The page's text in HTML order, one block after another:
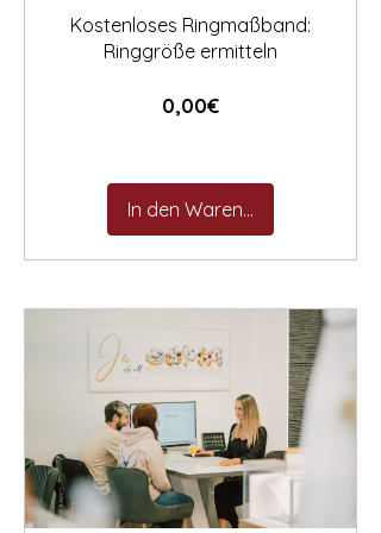
Kostenloses Ringmaßband:
Ringgröße ermitteln
0,00€Preis
In den Warenkorb